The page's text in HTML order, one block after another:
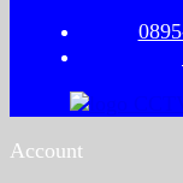
Account